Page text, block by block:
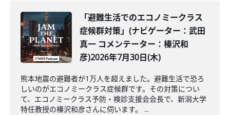
「避難生活でのエコノミークラス
症候群対策」(ナビゲーター：武田
真一 コメンテーター：榛沢和
彦)2026年7月30日(木)
熊本地震の避難者が1万人を超えました。避難生活で恐ろ
しいのがエコノミークラス症候群です。その対策につい
て、エコノミークラス予防・検診支援会会長で、新潟大学
特任教授の榛沢和彦さんに伺います。 ...